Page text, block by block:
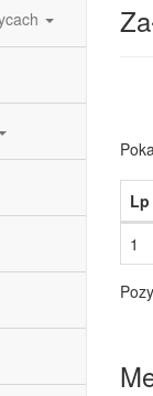
Lp
1